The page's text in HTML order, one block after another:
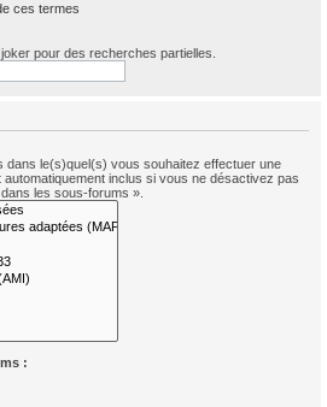
ces termes
pour des recherches partielles.
dans le(s)quel(s) vous souhaitez effectuer une
inclus si vous ne désactivez pas
les sous-forums ».
: